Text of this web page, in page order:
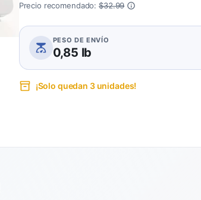
Precio recomendado:$32.99
PESO DE ENVÍO
0,85 lb
¡Solo quedan 3 unidades!